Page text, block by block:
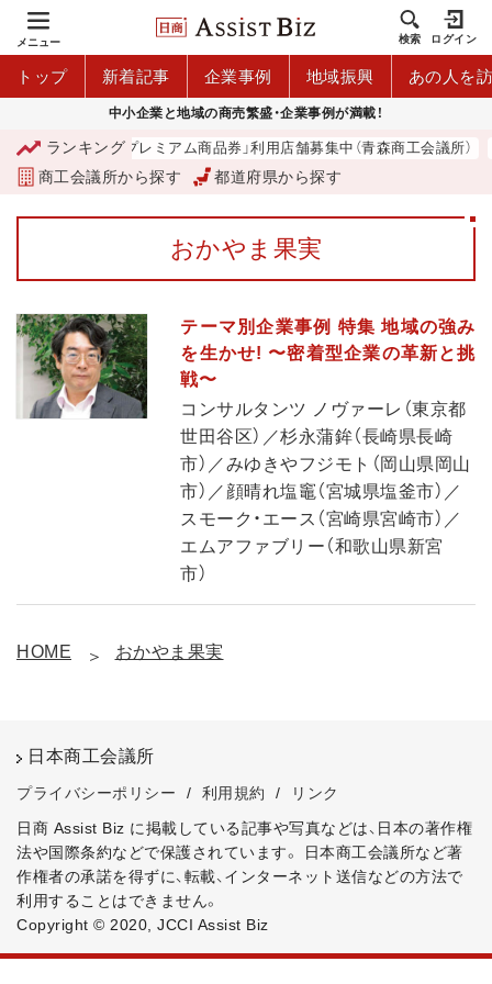
メニュー 検索 ログイン
トップ 新着記事 企業事例 地域振興 あの人を
中小企業と地域の商売繁盛・企業事例が満載！
ランキング
「青森市プレミアム商品券」利用店舗募集中（青森商工会議所）
商工会議所から探す 都道府県から探す
おかやま果実
テーマ別企業事例 特集 地域の強み
を生かせ! 〜密着型企業の革新と挑
戦〜
コンサルタンツ ノヴァーレ（東京都
世田谷区）／杉永蒲鉾（長崎県長崎
市）／みゆきやフジモト（岡山県岡山
市）／顔晴れ塩竈（宮城県塩釜市）／
スモーク・エース（宮崎県宮崎市）／
エムアファブリー（和歌山県新宮
市）
HOME おかやま果実
日本商工会議所
プライバシーポリシー / 利用規約 /
リンク
日商 Assist Biz に掲載している記事や写真などは、日本の著作権
法や国際条約などで保護されています。
日本商工会議所など著
作権者の承諾を得ずに、転載、インターネット送信などの方法で
利用することはできません。
Copyright © 2020, JCCI Assist Biz